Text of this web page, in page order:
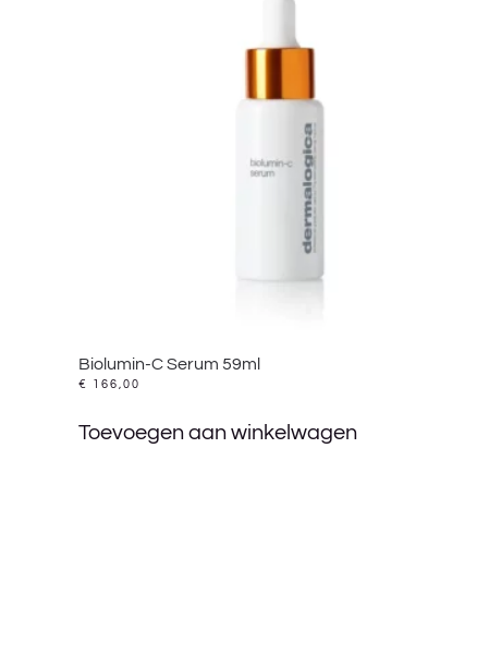
Biolumin-C Serum 59ml
€ 166,00
Toevoegen aan winkelwagen